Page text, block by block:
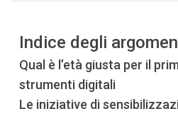
Indice degli
Qual è l’età giusta per il
strumenti digitali
Le iniziative di